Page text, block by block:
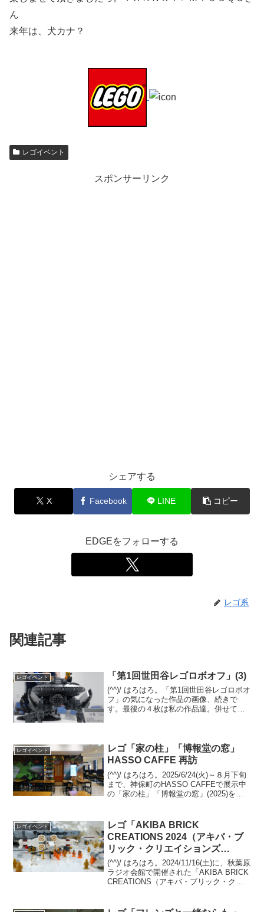
ん
来年は、犬カナ？
レゴイベント
スポンサーリンク
シェアする
X Facebook LINE コピー
EDGEをフォローする
レゴ系
関連記事
レゴイベント 「第1回世田谷レゴロボオフ」(3)
(^^)/ はろはろ。「第1回世田谷レゴロボオ
フ」の気になった作品の画像、続きで
す。最後の４枚は私の作品達。併せて、
レゴイベント
レゴ「家の柱」「博報堂の窓」
HASSO CAFFE 再訪
(^^)/ はろはろ。2025/6/24(火)～８月下旬
まで、神保町のHASSO CAFFEで展示中
の「家の柱」「博報堂の窓」(2025)を観
ったので、改めて伺い、...
レゴイベント
レゴ「AKIBA BRICK
CREATIONS 2024（アキバ・ブ
リック・クリエイションズ
2024）」(1)個人ブース(前半)
(^^)/ はろはろ。2024/11/16(土)に、秋葉原
ラジオ会館で開催された「AKIBA BRICK
CREATIONS（アキバ・ブリック・クリ
11月に公開してい...